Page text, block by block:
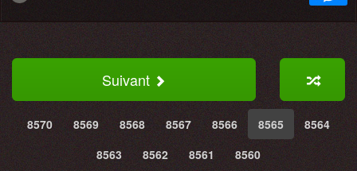
Suivant
8570 8569 8568 8567 8566 8565
8564
8563
8562 8561 8560